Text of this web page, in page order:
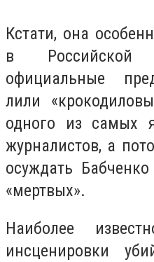
Кстати, она
в Российской
официальные
лили
одного из самых
журналистов, а
осуждать
«мертвых».
Наиболее
инсценировки